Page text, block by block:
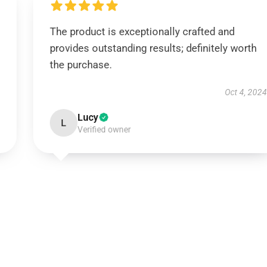
The product is exceptionally crafted and
provides outstanding results; definitely worth
the purchase.
Oct 4, 2024
L Lucy
Verified owner